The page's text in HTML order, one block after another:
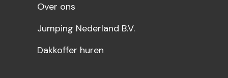
Over ons
Jumping Nederland B.V.
Dakkoffer huren